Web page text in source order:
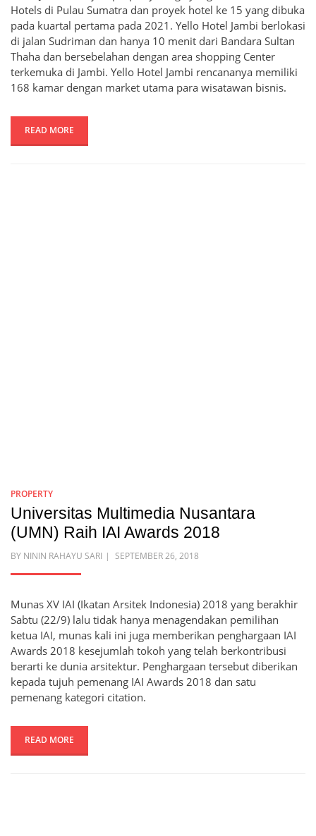
Hotels di Pulau Sumatra dan proyek hotel ke 15 yang dibuka
pada kuartal pertama pada 2021. Yello Hotel Jambi berlokasi
di jalan Sudriman dan hanya 10 menit dari Bandara Sultan
Thaha dan bersebelahan dengan area shopping Center
terkemuka di Jambi. Yello Hotel Jambi rencananya memiliki
168 kamar dengan market utama para wisatawan bisnis.
READ MORE
PROPERTY
Universitas Multimedia Nusantara
(UMN) Raih IAI Awards 2018
BY NININ RAHAYU SARI
POSTED
SEPTEMBER 26, 2018
Munas XV IAI (Ikatan Arsitek Indonesia) 2018 yang berakhir
Sabtu (22/9) lalu tidak hanya menagendakan pemilihan
ketua IAI, munas kali ini juga memberikan penghargaan IAI
Awards 2018 kesejumlah tokoh yang telah berkontribusi
berarti ke dunia arsitektur. Penghargaan tersebut diberikan
kepada tujuh pemenang IAI Awards 2018 dan satu
pemenang kategori citation.
READ MORE